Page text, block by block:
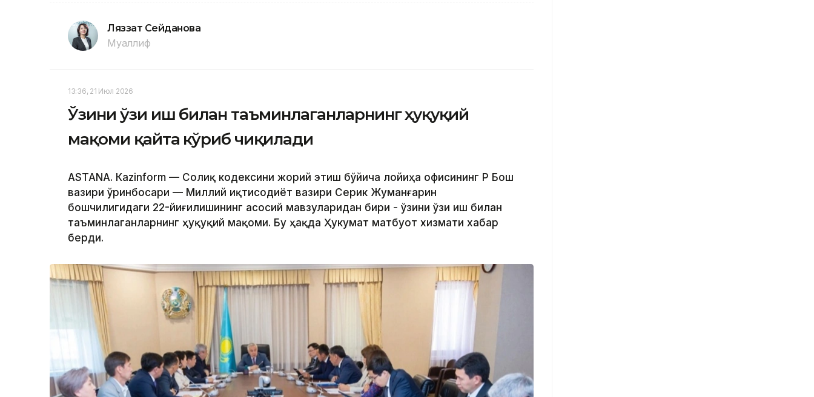
Ляззат Сейданова
Муаллиф
13:36, 21 Июл 2026
Ўзини ўзи иш билан таъминлаганларнинг ҳуқуқий
мақоми қайта кўриб чиқилади
ASTANА. Кazinform — Солиқ кодексини жорий этиш бўйича лойиҳа офисининг ҚР Бош
вазири ўринбосари — Миллий иқтисодиёт вазири Серик Жуманғарин
бошчилигидаги 22-йиғилишининг асосий мавзуларидан бири - ўзини ўзи иш билан
таъминлаганларнинг ҳуқуқий мақоми. Бу ҳақда Ҳукумат матбуот хизмати хабар
берди.